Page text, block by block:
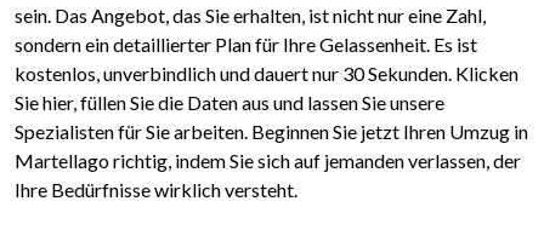
sein. Das Angebot, das Sie erhalten, ist nicht nur eine Zahl,
sondern ein detaillierter Plan für Ihre Gelassenheit. Es ist
kostenlos, unverbindlich und dauert nur 30 Sekunden. Klicken
Sie hier, füllen Sie die Daten aus und lassen Sie unsere
Spezialisten für Sie arbeiten. Beginnen Sie jetzt Ihren Umzug in
Martellago richtig, indem Sie sich auf jemanden verlassen, der
Ihre Bedürfnisse wirklich versteht.